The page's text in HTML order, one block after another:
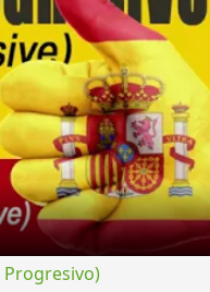
Progresivo)